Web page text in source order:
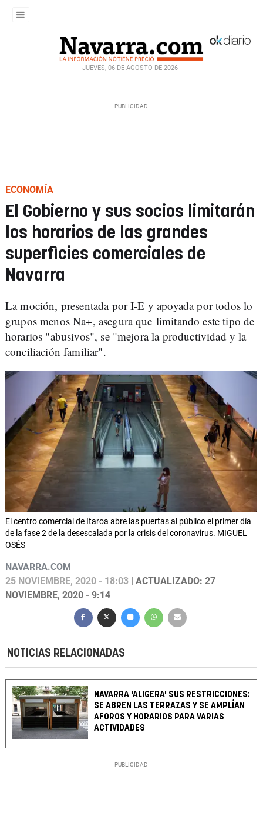
JUEVES, 06 DE AGOSTO DE 2026
ECONOMÍA
El Gobierno y sus socios limitarán
los horarios de las grandes
superficies comerciales de
Navarra
La moción, presentada por I-E y apoyada por todos lo
grupos menos Na+, asegura que limitando este tipo de
horarios "abusivos", se "mejora la productividad y la
conciliación familiar".
El centro comercial de Itaroa abre las puertas al público el primer día
de la fase 2 de la desescalada por la crisis del coronavirus. MIGUEL
OSÉS
NAVARRA.COM
25 NOVIEMBRE, 2020 - 18:03 | ACTUALIZADO: 27
NOVIEMBRE, 2020 - 9:14
NOTICIAS RELACIONADAS
NAVARRA 'ALIGERA' SUS RESTRICCIONES:
SE ABREN LAS TERRAZAS Y SE AMPLÍAN
AFOROS Y HORARIOS PARA VARIAS
ACTIVIDADES